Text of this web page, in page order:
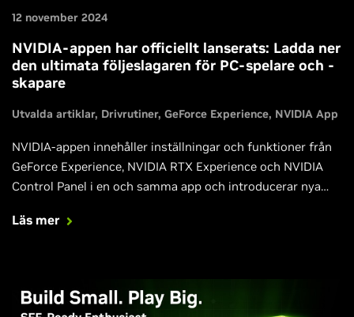
12 november 2024
NVIDIA-appen har officiellt lanserats: Ladda ner
den ultimata följeslagaren för PC-spelare och -
skapare
Utvalda artiklar Drivrutiner GeForce Experience NVIDIA App
NVIDIA-appen innehåller inställningar och funktioner från
GeForce Experience, NVIDIA RTX Experience och NVIDIA
Control Panel i en och samma app och introducerar nya
skapande, videouppspelning och arbete.
Läs mer